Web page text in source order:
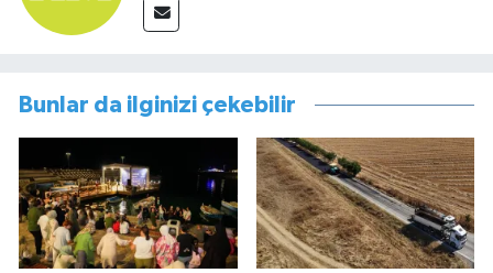
Bunlar da ilginizi çekebilir